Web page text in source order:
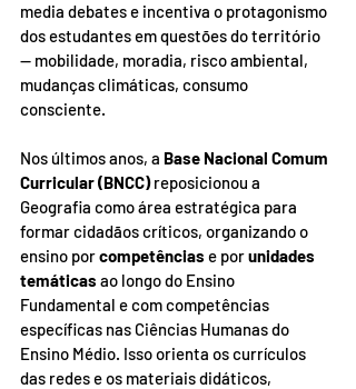
media debates e incentiva o protagonismo
dos estudantes em questões do território
— mobilidade, moradia, risco ambiental,
mudanças climáticas, consumo
consciente.
Nos últimos anos, a Base Nacional Comum
Curricular (BNCC) reposicionou a
Geografia como área estratégica para
formar cidadãos críticos, organizando o
ensino por competências e por unidades
temáticas ao longo do Ensino
Fundamental e com competências
específicas nas Ciências Humanas do
Ensino Médio. Isso orienta os currículos
das redes e os materiais didáticos,